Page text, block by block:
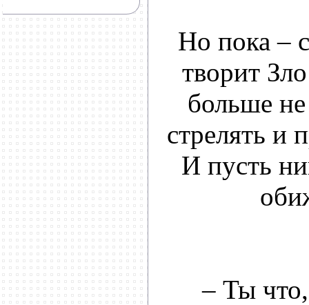
Но пока –
творит
больше
стрелять и
И пусть
– Ты